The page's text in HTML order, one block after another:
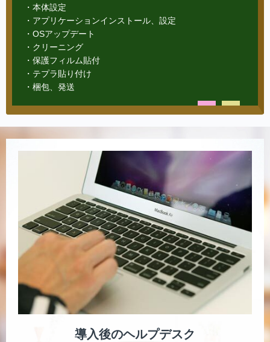
・本体設定
・アプリケーションインストール、設定
・OSアップデート
・クリーニング
・保護フィルム貼付
・テプラ貼り付け
・梱包、発送
導入後のヘルプデスク